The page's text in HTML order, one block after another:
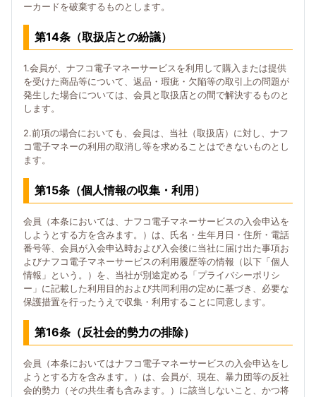
ーカードを破棄するものとします。
第14条（取扱店との紛議）
1.会員が、ナフコ電子マネーサービスを利用して購入または提供
を受けた商品等について、返品・瑕疵・欠陥等の取引上の問題が
発生した場合については、会員と取扱店との間で解決するものと
します。
2.前項の場合においても、会員は、当社（取扱店）に対し、ナフ
コ電子マネーの利用の取消し等を求めることはできないものとし
ます。
第15条（個人情報の収集・利用）
会員（本条においては、ナフコ電子マネーサービスの入会申込を
しようとする方を含みます。）は、氏名・生年月日・住所・電話
番号等、会員が入会申込時および入会後に当社に届け出た事項お
よびナフコ電子マネーサービスの利用履歴等の情報（以下「個人
情報」という。）を、当社が別途定める「プライバシーポリシ
ー」に記載した利用目的および共同利用の定めに基づき、必要な
保護措置を行ったうえで収集・利用することに同意します。
第16条（反社会的勢力の排除）
会員（本条においてはナフコ電子マネーサービスの入会申込をし
ようとする方を含みます。）は、会員が、現在、暴力団等の反社
会的勢力（その共生者も含みます。）に該当しないこと、かつ将